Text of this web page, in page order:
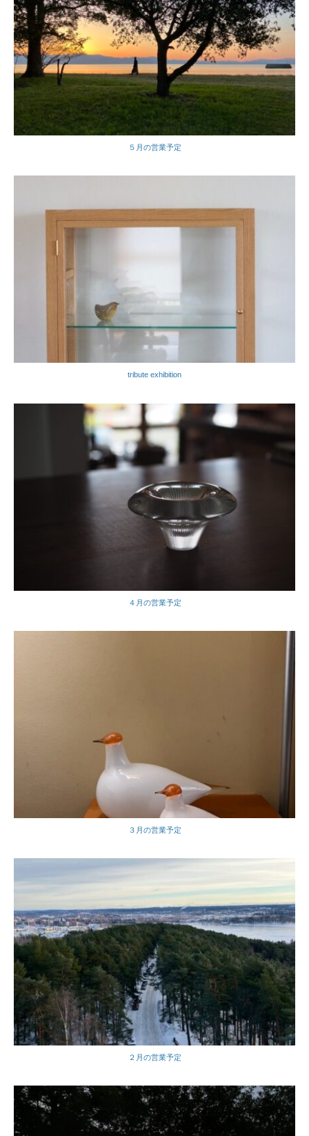
５月の営業予定
tribute exhibition
４月の営業予定
３月の営業予定
２月の営業予定